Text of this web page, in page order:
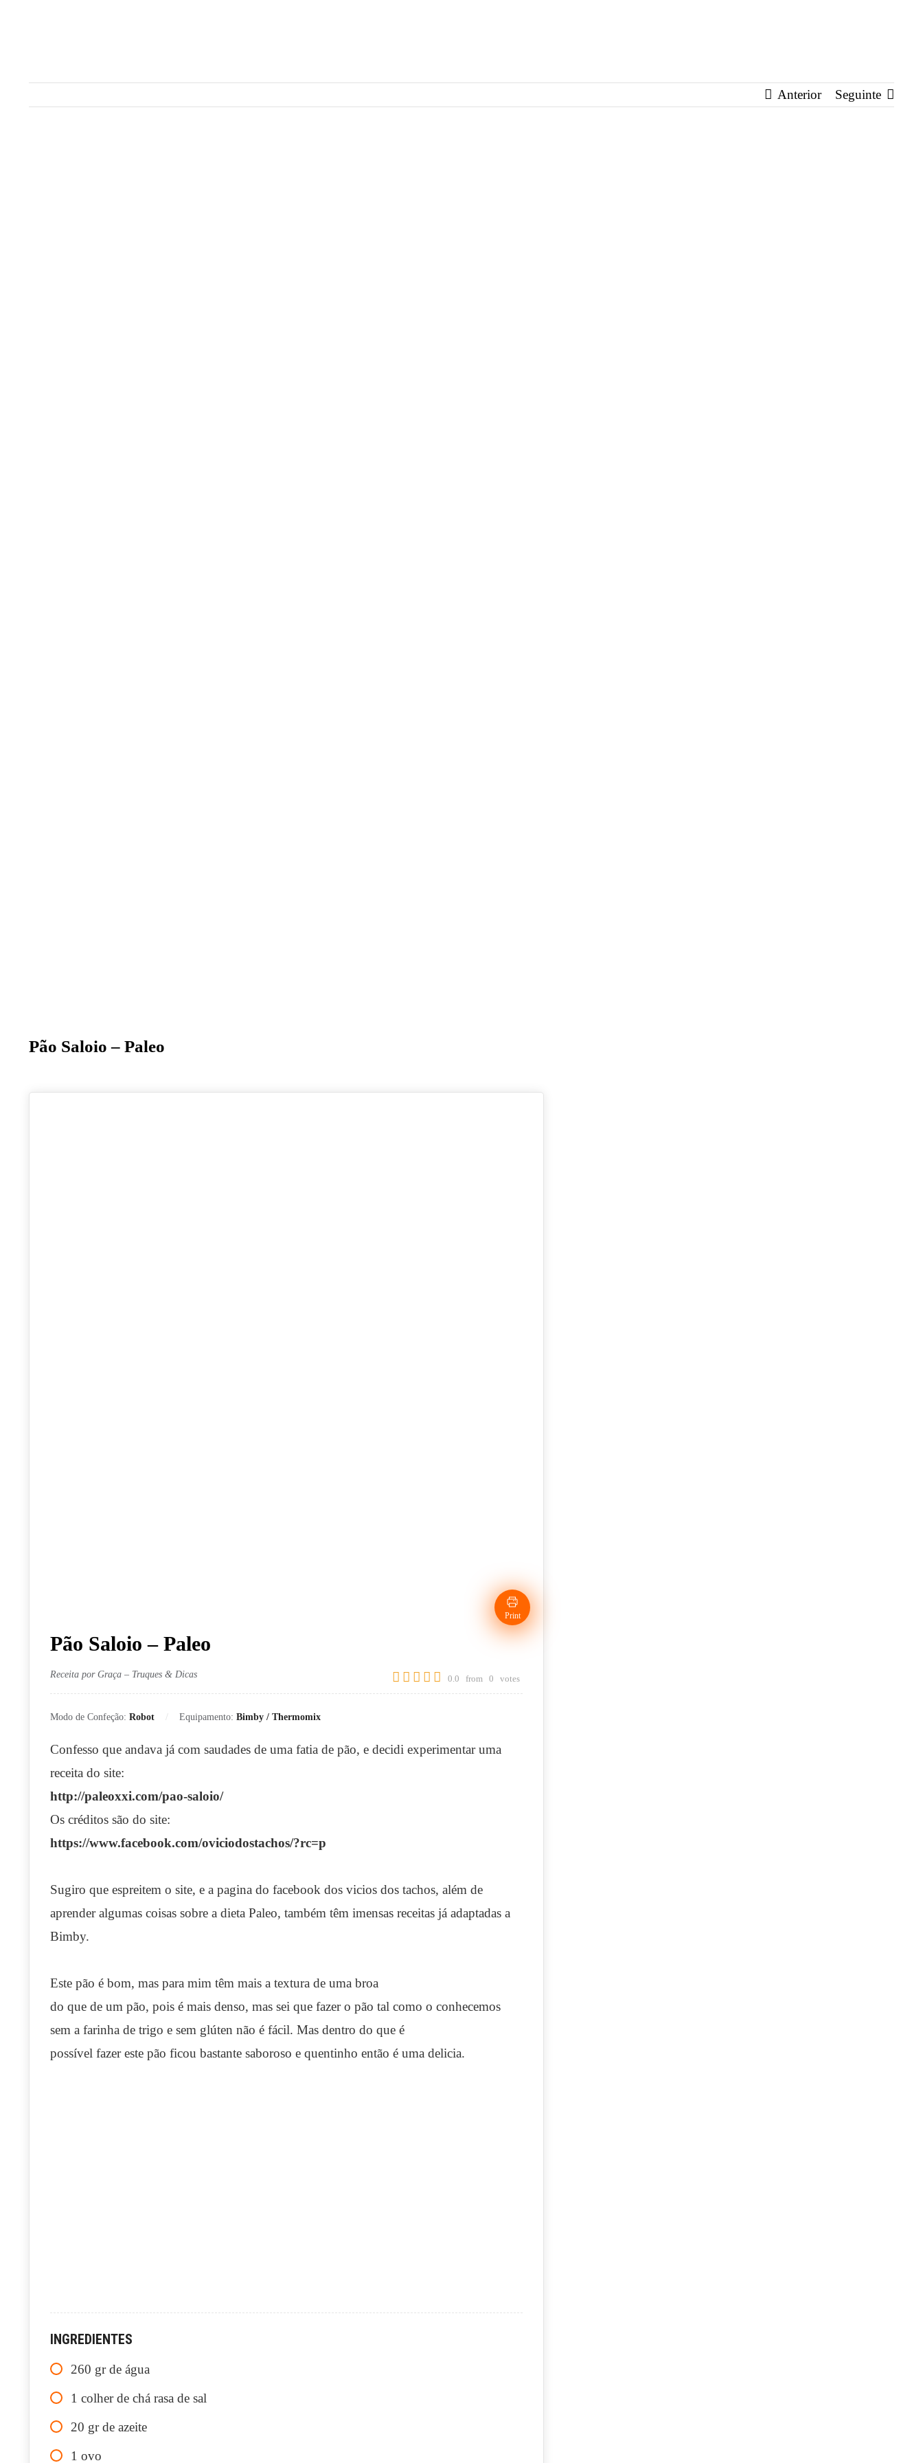
Anterior Seguinte
Pão Saloio – Paleo
Print
Pão Saloio – Paleo
0.0 from 0 votes
Receita por Graça – Truques & Dicas
Modo de Confeção: Robot Equipamento: Bimby / Thermomix
Confesso que andava já com saudades de uma fatia de pão, e decidi experimentar uma
receita do site:
http://paleoxxi.com/pao-saloio/
Os créditos são do site:
https://www.facebook.com/oviciodostachos/?rc=p
Sugiro que espreitem o site, e a pagina do facebook dos vicios dos tachos, além de
aprender algumas coisas sobre a dieta Paleo, também têm imensas receitas já adaptadas a
Bimby.
Este pão é bom, mas para mim têm mais a textura de uma broa
do que de um pão, pois é mais denso, mas sei que fazer o pão tal como o conhecemos
sem a farinha de trigo e sem glúten não é fácil. Mas dentro do que é
possível fazer este pão ficou bastante saboroso e quentinho então é uma delicia.
INGREDIENTES
260 gr de água
1 colher de chá rasa de sal
20 gr de azeite
1 ovo